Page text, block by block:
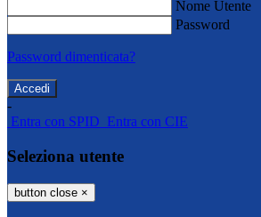
Nome Utente
Password
Password dimenticata?
-
Entra con SPID Entra con CIE
Seleziona utente
button close ×